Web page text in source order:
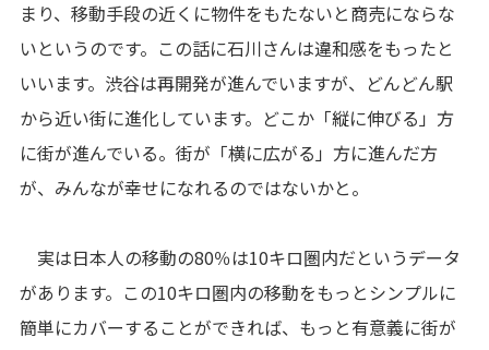
まり、移動手段の近くに物件をもたないと商売にならな
いというのです。この話に石川さんは違和感をもったと
いいます。渋谷は再開発が進んでいますが、どんどん駅
から近い街に進化しています。どこか「縦に伸びる」方
に街が進んでいる。街が「横に広がる」方に進んだ方
が、みんなが幸せになれるのではないかと。
実は日本人の移動の80％は10キロ圏内だというデータ
があります。この10キロ圏内の移動をもっとシンプルに
簡単にカバーすることができれば、もっと有意義に街が